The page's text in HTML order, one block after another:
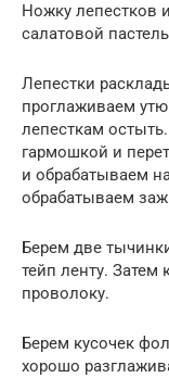
Ножку лепестков
салатовой
Лепестки
проглаживаем
лепесткам
гармошкой и
и обрабатываем
обрабатываем
Берем две
тейп ленту. Затем
проволоку.
Берем кусочек
хорошо